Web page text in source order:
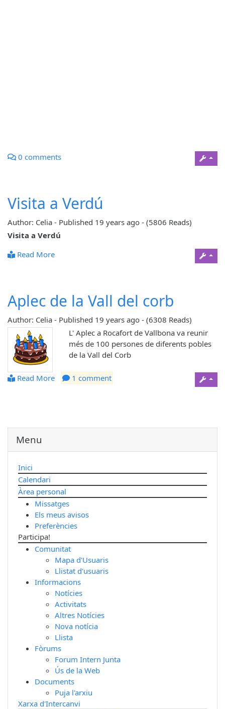
0 comments
Visita a Verdú
Author: Celia - Published 19 years ago - (5806 Reads)
Visita a Verdú
Read More
Aplec de la Vall del corb
Author: Celia - Published 19 years ago - (6308 Reads)
L' Aplec a Rocafort de Vallbona va reunir
més de 100 persones de diferents pobles
de la Vall del Corb
Read More 1 comment
Menu
Inici
Calendari
Àrea personal
Missatges
Els meus avisos
Preferències
Participa!
Comunitat
Mapa d'Usuaris
Llistat d'usuaris
Informacions
Notícies
Activitats
Altres Notícies
Nova notícia
Llista
Fòrums
Forum Intern Junta
Ús de la Web
Documents
Puja l'arxiu
Xarxa d'Intercanvi